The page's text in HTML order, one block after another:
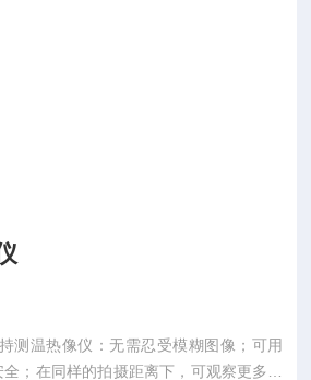
测温热像仪：无需忍受模糊图像；可用
；在同样的拍摄距离下，可观察更多细